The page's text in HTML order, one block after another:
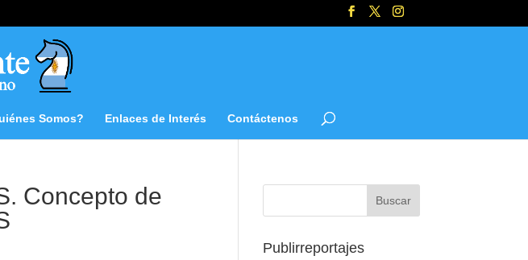
Somos? Enlaces de Interés Contáctenos
Concepto de
Publirreportajes